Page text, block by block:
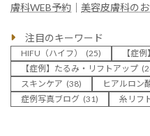
膚科WEB予約
美容皮膚科の
注目のキーワード
HIFU（ハイフ） (25) 【症
【症例】たるみ・リフトアップ
スキンケア (38) ヒアルロン
症例写真ブログ (31) 糸リフ